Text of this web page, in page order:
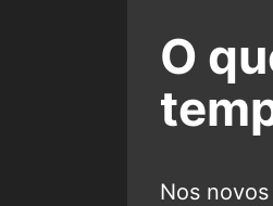
O
Nos